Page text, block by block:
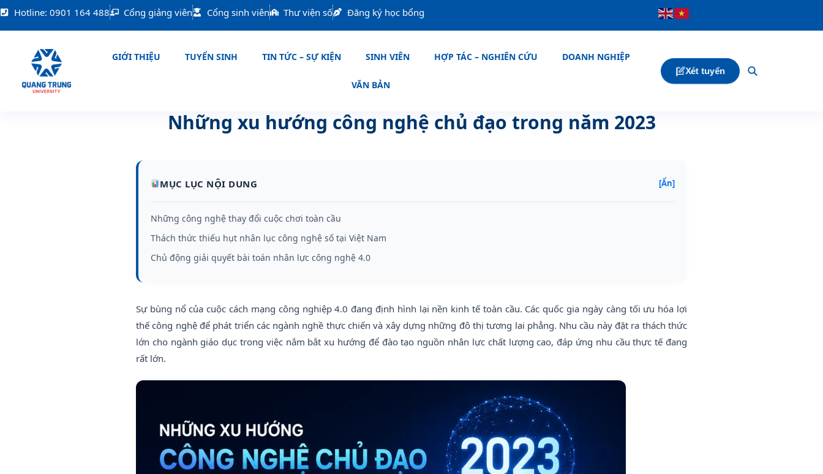
NhảyHotline: 0901 164 488 Cổng giảng viên Cổng sinh viên Thư viện số Đăng ký học bổng
GIỚI THIỆU TUYỂN SINH TIN TỨC – SỰ KIỆN SINH VIÊN HỢP TÁC – NGHIÊN CỨU DOANH NGHIỆP
VĂN BẢN
Xét tuyển
Những xu hướng công nghệ chủ đạo trong năm 2023
MỤC LỤC NỘI DUNG [Ẩn]
Những công nghệ thay đổi cuộc chơi toàn cầu
Thách thức thiếu hụt nhân lục công nghệ số tại Việt Nam
Chủ động giải quyết bài toán nhân lực công nghệ 4.0
Sự bùng nổ của cuộc cách mạng công nghiệp 4.0 đang định hình lại nền kinh tế toàn cầu. Các quốc gia ngày càng tối ưu hóa lợi
thế công nghệ để phát triển các ngành nghề thực chiến và xây dựng những đô thị tương lai phẳng. Nhu cầu này đặt ra thách thức
lớn cho ngành giáo dục trong việc nắm bắt xu hướng để đào tạo nguồn nhân lực chất lượng cao, đáp ứng nhu cầu thực tế đang
rất lớn.